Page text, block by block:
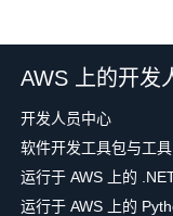
AWS 上的开发
开发人员中心
软件开发工具包与工具
运行于 AWS 上的
运行于 AWS 上的